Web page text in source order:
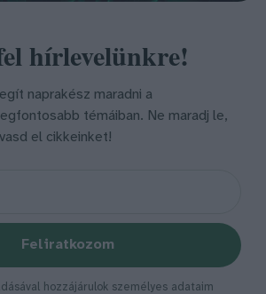
hírlevelünkre!
naprakész maradni a
témáiban. Ne maradj le,
el cikkeinket!
Feliratkozom
hozzájárulok személyes adataim